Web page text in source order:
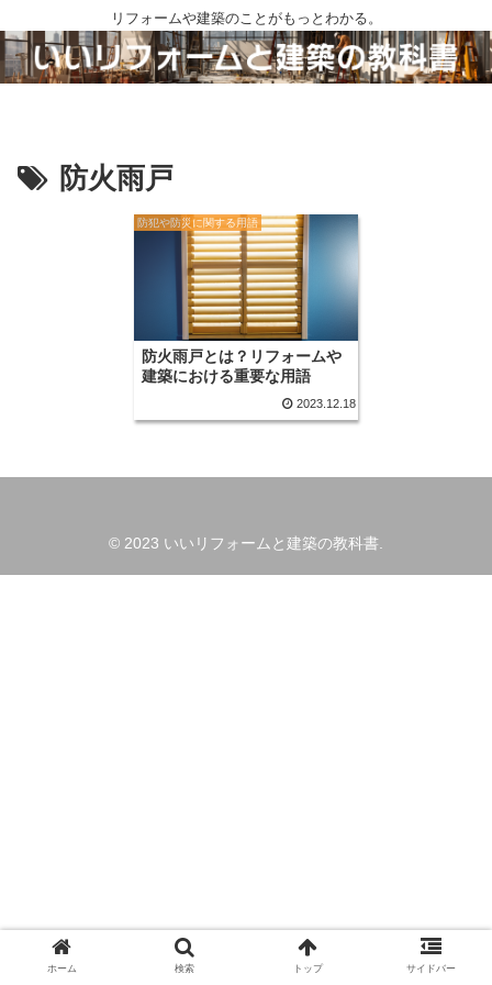
リフォームや建築のことがもっとわかる。
防火雨戸
防犯や防災に関する用語
防火雨戸とは？リフォームや
建築における重要な用語
2023.12.18
© 2023 いいリフォームと建築の教科書.
ホーム 検索 トップ サイドバー